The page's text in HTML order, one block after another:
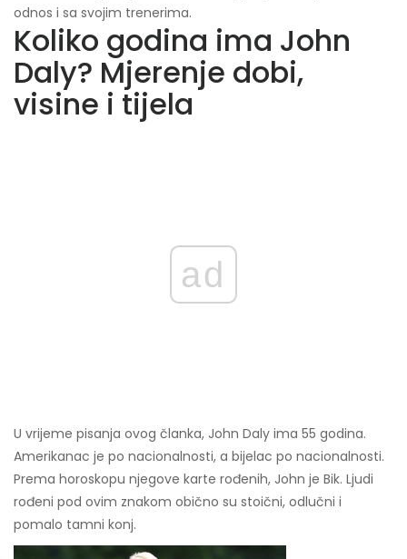
odnos i sa svojim trenerima.
Koliko godina ima John
Daly? Mjerenje dobi,
visine i tijela
ad
U vrijeme pisanja ovog članka, John Daly ima 55 godina.
Amerikanac je po nacionalnosti, a bijelac po nacionalnosti.
Prema horoskopu njegove karte rođenih, John je Bik. Ljudi
rođeni pod ovim znakom obično su stoični, odlučni i
pomalo tamni konj.